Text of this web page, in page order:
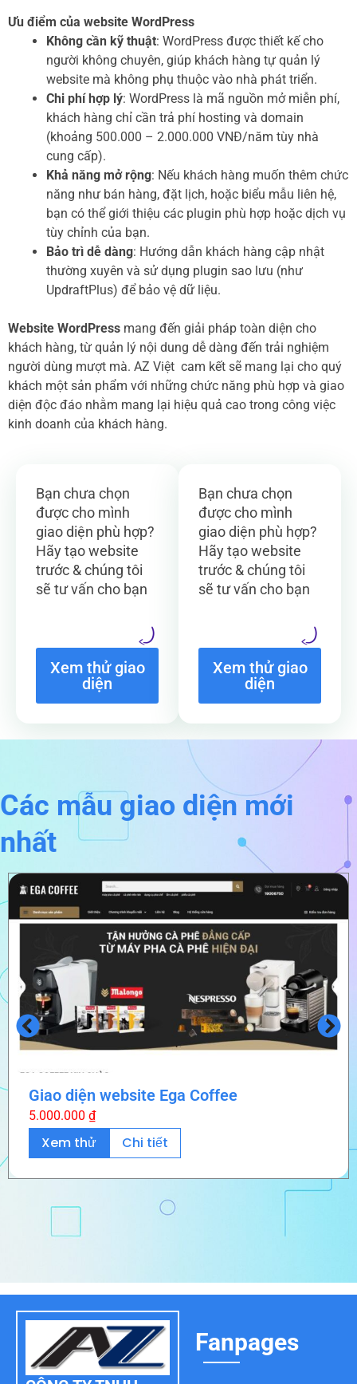
Ưu điểm của website WordPress
Không cần kỹ thuật: WordPress được thiết kế cho
người không chuyên, giúp khách hàng tự quản lý
website mà không phụ thuộc vào nhà phát triển.
Chi phí hợp lý: WordPress là mã nguồn mở miễn phí,
khách hàng chỉ cần trả phí hosting và domain
(khoảng 500.000 – 2.000.000 VNĐ/năm tùy nhà
cung cấp).
Khả năng mở rộng: Nếu khách hàng muốn thêm chức
năng như bán hàng, đặt lịch, hoặc biểu mẫu liên hệ,
bạn có thể giới thiệu các plugin phù hợp hoặc dịch vụ
tùy chỉnh của bạn.
Bảo trì dễ dàng: Hướng dẫn khách hàng cập nhật
thường xuyên và sử dụng plugin sao lưu (như
UpdraftPlus) để bảo vệ dữ liệu.
Website WordPress mang đến giải pháp toàn diện cho
khách hàng, từ quản lý nội dung dễ dàng đến trải nghiệm
người dùng mượt mà. AZ Việt cam kết sẽ mang lại cho quý
khách một sản phẩm với những chức năng phù hợp và giao
diện độc đáo nhằm mang lại hiệu quả cao trong công việc
kinh doanh của khách hàng.
Bạn chưa chọn
được cho mình
giao diện phù hợp?
Hãy tạo website
trước & chúng tôi
sẽ tư vấn cho bạn
Xem thử giao
diện
Bạn chưa chọn
được cho mình
giao diện phù hợp?
Hãy tạo website
trước & chúng tôi
sẽ tư vấn cho bạn
Xem thử giao
diện
Các mẫu giao diện mới
nhất
Giao diện website Ega Coffee
5.000.000 ₫
Xem thử Chi tiết
Fanpages